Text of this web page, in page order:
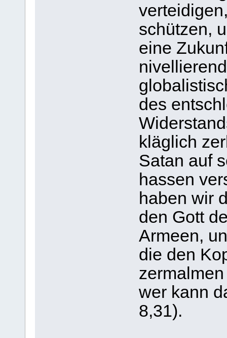
schützen,
eine
des
kläglich
Satan auf
hassen
haben wir
den Gott
Armeen,
die den
wer kann
8,31).